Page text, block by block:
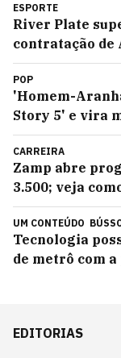
ESPORTE
River Plate
contratação de
POP
'Homem-
Story 5' e vira
CARREIRA
Zamp abre
3.500; veja
UM CONTEÚDO
Tecnologia
de metrô com
EDITORIAS